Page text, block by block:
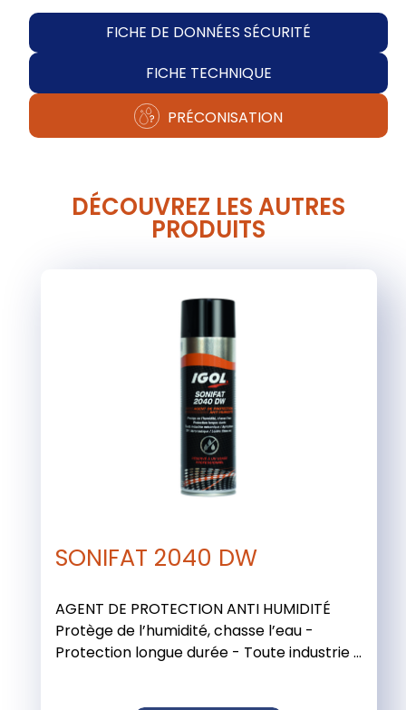
FICHE DE DONNÉES SÉCURITÉ
FICHE TECHNIQUE
PRÉCONISATION
DÉCOUVREZ LES AUTRES
PRODUITS
SONIFAT 2040 DW
AGENT DE PROTECTION ANTI HUMIDITÉ
Protège de l’humidité, chasse l’eau -
Protection longue durée - Toute industrie ...